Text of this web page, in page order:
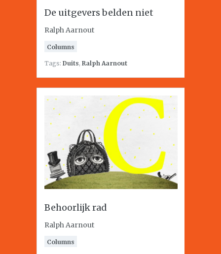
De uitgevers belden niet
Ralph Aarnout
Columns
Tags: Duits, Ralph Aarnout
Behoorlijk rad
Ralph Aarnout
Columns